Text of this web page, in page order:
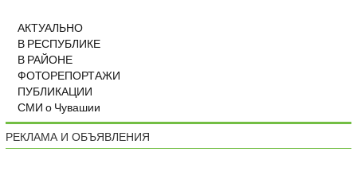
АКТУАЛЬНО
В РЕСПУБЛИКЕ
В РАЙОНЕ
ФОТОРЕПОРТАЖИ
ПУБЛИКАЦИИ
СМИ о Чувашии
РЕКЛАМА И ОБЪЯВЛЕНИЯ